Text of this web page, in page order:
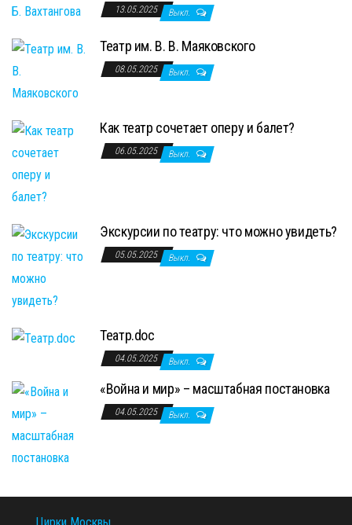
13.05.2025 Выкл.
Театр им. В. В. Маяковского
08.05.2025 Выкл.
Как театр сочетает оперу и балет?
06.05.2025 Выкл.
Экскурсии по театру: что можно увидеть?
05.05.2025 Выкл.
Театр.doc
04.05.2025 Выкл.
«Война и мир» – масштабная постановка
04.05.2025 Выкл.
Цирки Москвы